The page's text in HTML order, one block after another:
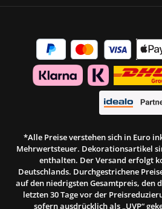
*Alle Preise verstehen sich in Euro
Mehrwertsteuer. Dekorationsartikel
enthalten. Der Versand erfolgt
Deutschlands. Durchgestrichene
auf den niedrigsten Gesamtpreis, den
letzten 30 Tage vor der
sofern ausdrücklich als „UVP“